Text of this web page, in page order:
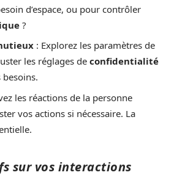
d’espace, ou pour contrôler
?
: Explorez les paramètres de
les réglages de confidentialité
besoins.
les réactions de la personne
vos actions si nécessaire. La
sur vos interactions